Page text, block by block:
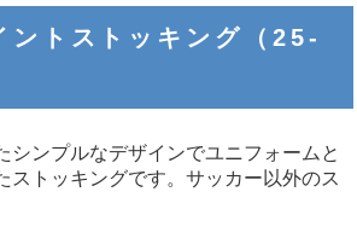
トストッキング（25-
ンプルなデザインでユニフォームと
ストッキングです。サッカー以外のス